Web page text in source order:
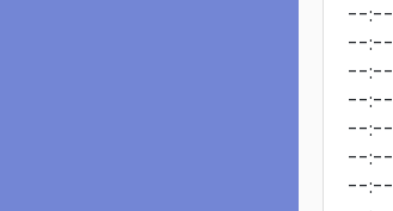
--:--
--:--
--:--
--:--
--:--
--:--
--:--